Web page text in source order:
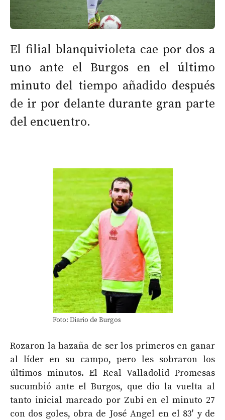
El filial blanquivioleta cae por dos a
uno ante el Burgos en el último
minuto del tiempo añadido después
de ir por delante durante gran parte
del encuentro.
Foto: Diario de Burgos
Rozaron la hazaña de ser los primeros en ganar
al líder en su campo, pero les sobraron los
últimos minutos. El Real Valladolid Promesas
sucumbió ante el Burgos, que dio la vuelta al
tanto inicial marcado por Zubi en el minuto 27
con dos goles, obra de José Angel en el 83′ y de